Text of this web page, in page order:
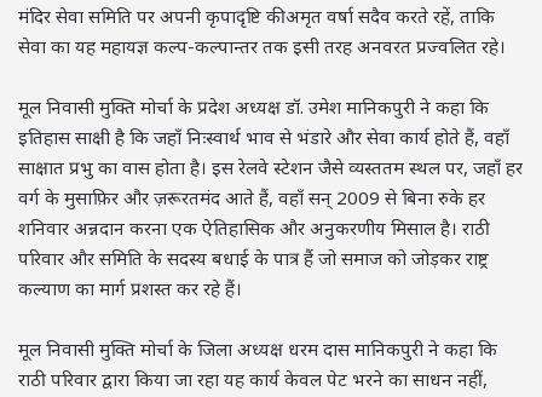
मंदिर सेवा समिति पर अपनी कृपादृष्टि की अमृत वर्षा सदैव करते रहें, ताकि
सेवा का यह महायज्ञ कल्प-कल्पान्तर तक इसी तरह अनवरत प्रज्वलित रहे।
मूल निवासी मुक्ति मोर्चा के प्रदेश अध्यक्ष डॉ. उमेश मानिकपुरी ने कहा कि
इतिहास साक्षी है कि जहाँ निःस्वार्थ भाव से भंडारे और सेवा कार्य होते हैं, वहाँ
साक्षात प्रभु का वास होता है। इस रेलवे स्टेशन जैसे व्यस्ततम स्थल पर, जहाँ हर
वर्ग के मुसाफ़िर और ज़रूरतमंद आते हैं, वहाँ सन् 2009 से बिना रुके हर
शनिवार अन्नदान करना एक ऐतिहासिक और अनुकरणीय मिसाल है। राठी
परिवार और समिति के सदस्य बधाई के पात्र हैं जो समाज को जोड़कर राष्ट्र
कल्याण का मार्ग प्रशस्त कर रहे हैं।
मूल निवासी मुक्ति मोर्चा के जिला अध्यक्ष धरम दास मानिकपुरी ने कहा कि
राठी परिवार द्वारा किया जा रहा यह कार्य केवल पेट भरने का साधन नहीं,